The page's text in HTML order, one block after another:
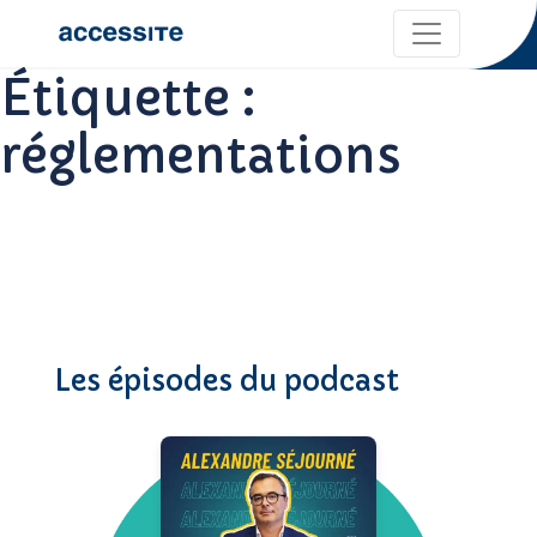
Étiquette :
réglementations
Les épisodes du podcast